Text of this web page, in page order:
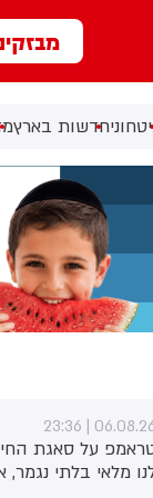
חדשות בארץ
06.08.26 |
על סאגת
מלאי בלתי נגמר,